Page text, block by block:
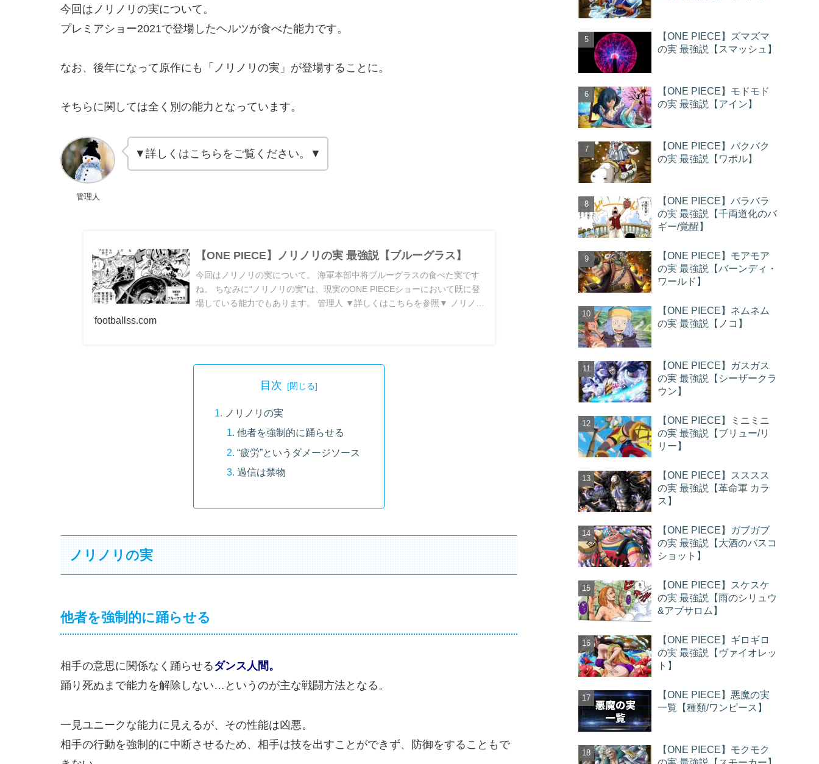
今回はノリノリの実について。
プレミアショー2021で登場したヘルツが食べた能力です。
なお、後年になって原作にも「ノリノリの実」が登場することに。
そちらに関しては全く別の能力となっています。
管理人
▼詳しくはこちらをご覧ください。▼
【ONE PIECE】ノリノリの実 最強説【ブルーグラス】
今回はノリノリの実について。 海軍本部中将ブルーグラスの食べた実です
ね。 ちなみに“ノリノリの実”は、現実のONE PIECEショーにおいて既に登
場している能力でもあります。 管理人 ▼詳しくはこちらを参照▼ ノリノリ
footballss.com
目次
ノリノリの実
他者を強制的に踊らせる
“疲労”というダメージソース
過信は禁物
ノリノリの実
他者を強制的に踊らせる
相手の意思に関係なく踊らせるダンス人間。
踊り死ぬまで能力を解除しない…というのが主な戦闘方法となる。
一見ユニークな能力に見えるが、その性能は凶悪。
相手の行動を強制的に中断させるため、相手は技を出すことができず、防御をすることもで
【ONE PIECE】ズマズマ
の実 最強説【スマッシュ】
【ONE PIECE】モドモド
の実 最強説【アイン】
【ONE PIECE】バクバク
の実 最強説【ワポル】
【ONE PIECE】バラバラ
の実 最強説【千両道化のバ
ギー/覚醒】
【ONE PIECE】モアモア
の実 最強説【バーンディ・
ワールド】
【ONE PIECE】ネムネム
の実 最強説【ノコ】
【ONE PIECE】ガスガス
の実 最強説【シーザークラ
ウン】
【ONE PIECE】ミニミニ
の実 最強説【ブリュー/リ
リー】
【ONE PIECE】スススス
の実 最強説【革命軍 カラ
ス】
【ONE PIECE】ガブガブ
の実 最強説【大酒のバスコ
ショット】
【ONE PIECE】スケスケ
の実 最強説【雨のシリュウ
&アブサロム】
【ONE PIECE】ギロギロ
の実 最強説【ヴァイオレッ
ト】
【ONE PIECE】悪魔の実
一覧【種類/ワンピース】
【ONE PIECE】モクモク